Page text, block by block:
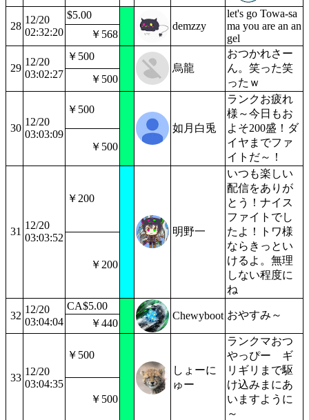
28
12/20
02:32:20
$5.00
demzzy
let's go Towa-sa
ma you are an an
gel
￥568
29
12/20
03:02:27
￥500
烏龍
おつかれさー
ん。笑った笑
ったｗ
￥500
30
12/20
03:03:09
￥500
如月白兎
ランクお疲れ
様～今日もお
よそ200盛！ダ
イヤまでファ
イトだ～！
￥500
31
12/20
03:03:52
￥200
明野一
いつも楽しい
配信をありが
とう！ナイス
ファイトでし
たよ！トワ様
ならきっとい
けるよ。無理
しない程度に
ね
￥200
32
12/20
03:04:04
CA$5.00
Chewyboot おやすみ～
￥440
33
12/20
03:04:35
￥500
しょーに
ゅー
ランクマおつ
やっぴー ギ
リギリまで駆
け込みまにあ
いますように
～
￥500